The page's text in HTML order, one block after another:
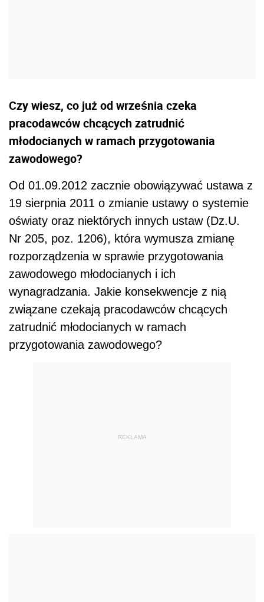
Czy wiesz, co już od września czeka
pracodawców chcących zatrudnić
młodocianych w ramach przygotowania
zawodowego?
Od 01.09.2012 zacznie obowiązywać ustawa z
19 sierpnia 2011 o zmianie ustawy o systemie
oświaty oraz niektórych innych ustaw (Dz.U.
Nr 205, poz. 1206), która wymusza zmianę
rozporządzenia w sprawie przygotowania
zawodowego młodocianych i ich
wynagradzania. Jakie konsekwencje z nią
związane czekają pracodawców chcących
zatrudnić młodocianych w ramach
przygotowania zawodowego?
REKLAMA